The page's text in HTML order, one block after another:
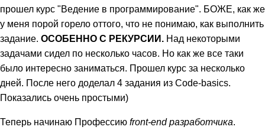
прошел курс "Ведение в программирование". БОЖЕ, как же
у меня порой горело оттого, что не понимаю, как выполнить
задание. ОСОБЕННО С РЕКУРСИИ. Над некоторыми
задачами сидел по несколько часов. Но как же все таки
было интересно заниматься. Прошел курс за несколько
дней. После него доделал 4 задания из Code-basics.
Показались очень простыми)
Теперь начинаю Профессию front-end разработчика.